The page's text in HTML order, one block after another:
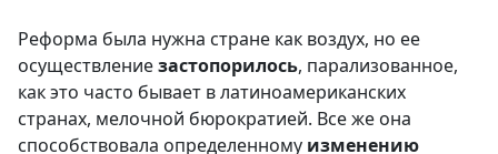
Реформа была нужна стране как воздух, но ее
осуществлениезастопорилось, парализованное,
как это часто бывает в латиноамериканских
странах, мелочной бюрократией. Все же она
способствовала определенному изменению